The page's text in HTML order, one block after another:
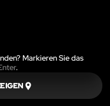
Markieren Sie das
.